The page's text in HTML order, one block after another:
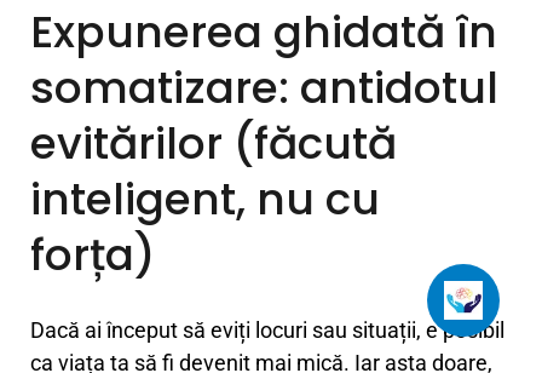
Expunerea ghidată în
somatizare: antidotul
evitărilor (făcută
inteligent, nu cu
forța)
Dacă ai început să eviți locuri sau situații, e posibil
ca viața ta să fi devenit mai mică. Iar asta doare,